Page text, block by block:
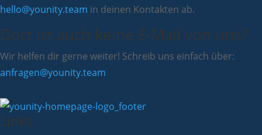
hello@younity.team in deinen Kontakten ab.
Dort ist auch keine E-Mail von uns?
Wir helfen dir gerne weiter! Schreib uns einfach über:
anfragen@younity.team
Links